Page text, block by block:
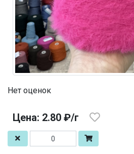
Нет оценок
Цена: 2.80 ₽/г